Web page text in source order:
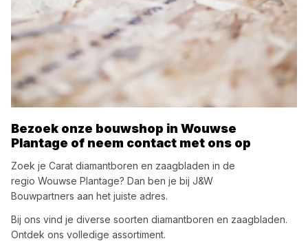
Bezoek onze bouwshop in Wouwse
Plantage of neem contact met ons op
Zoek je Carat diamantboren en zaagbladen in de
regio Wouwse Plantage? Dan ben je bij J&W
Bouwpartners aan het juiste adres.
Bij ons vind je diverse soorten diamantboren en zaagbladen.
Ontdek ons volledige assortiment.